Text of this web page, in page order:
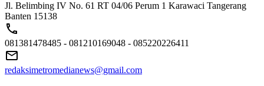
Jl. Belimbing IV No. 61 RT 04/06 Perum 1 Karawaci Tangerang
Banten 15138
081381478485 - 081210169048 - 085220226411
redaksimetromedianews@gmail.com